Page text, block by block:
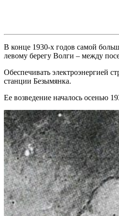
В конце 1930-х годов самой
левому берегу Волги – между
Обеспечивать электроэнергией
станции Безымянка.
Ее возведение началось осенью